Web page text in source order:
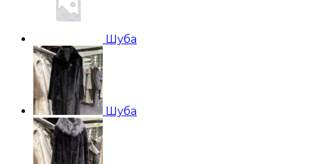
Шуба
Шуба